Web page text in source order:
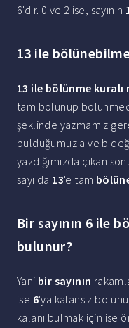
6'dır. 0 ve 2 ise, sayının
13 ile
13 ile bölünme kuralı
tam bölünüp
şeklinde yazmamız
bulduğumuz a ve b
yazdığımızda çıkan
sayı da 13'e tam
Bir sayının 6 ile
bulunur?
Yani bir sayının
ise 6'ya kalansız
kalanı bulmak için ise